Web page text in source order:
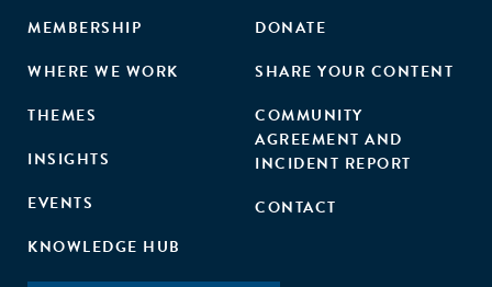
MEMBERSHIP
WHERE WE WORK
THEMES
INSIGHTS
EVENTS
KNOWLEDGE HUB
DONATE
SHARE YOUR CONTENT
COMMUNITY
AGREEMENT AND
INCIDENT REPORT
CONTACT